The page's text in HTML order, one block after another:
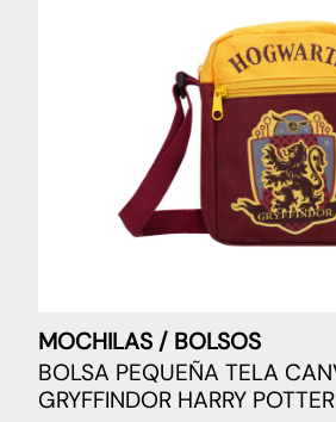
MOCHILAS / BOLSOS
BOLSA PEQUEÑA TELA
GRYFFINDOR HARRY POTTER